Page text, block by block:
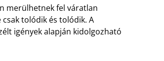
merülhetnek fel váratlan
tolódik és tolódik. A
igények alapján kidolgozható